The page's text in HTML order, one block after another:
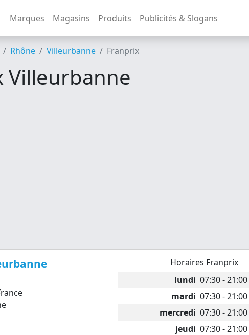
Marques Magasins Produits Publicités & Slogans
Rhône Villeurbanne Franprix
Villeurbanne
Horaires Franprix
lundi 07:30 - 21:00
mardi 07:30 - 21:00
mercredi 07:30 - 21:00
jeudi 07:30 - 21:00